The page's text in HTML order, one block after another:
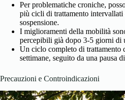
Per problematiche croniche,
più cicli di trattamento
sospensione.
I miglioramenti della mobilità
percepibili già dopo 3-5 giorni di
Un ciclo completo di trattamento
settimane, seguito da una pausa
Precauzioni e Controindicazioni